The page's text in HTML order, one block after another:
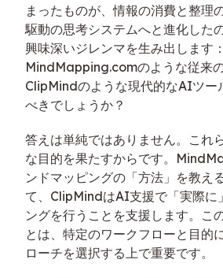
まったものが、情報の消費と整理
駆動の思考システムへと進化した
興味深いジレンマを生み出します：
MindMapping.comのような従来
ClipMindのような現代的なAIツー
べきでしょうか？
答えは単純ではありません。これ
な目的を果たすからです。
ンドマッピングの「方法」を教え
て、ClipMindはAI支援で「実際に
ングを行うことを支援します。こ
とは、特定のワークフローと目的
ローチを選択する上で重要です。